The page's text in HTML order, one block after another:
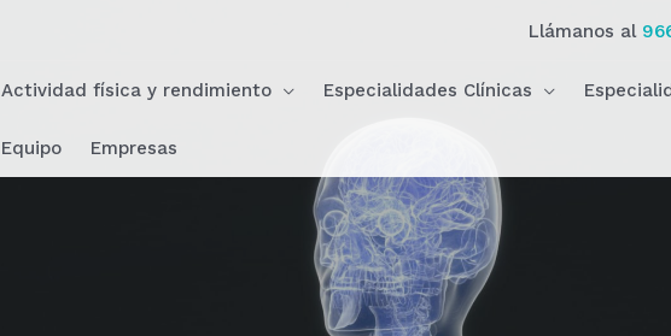
Llámanos al
Actividad física y rendimiento Especialidades Clínicas
Equipo Empresas